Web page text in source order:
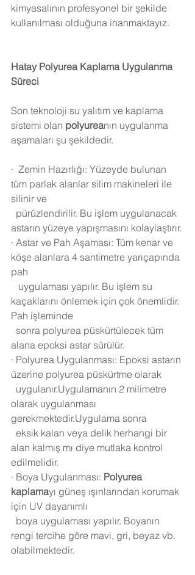
kimyasalının profesyonel bir şekilde
kullanılması olduğuna inanmaktayız.
Hatay Polyurea Kaplama Uygulanma
Süreci
Son teknoloji su yalıtım ve kaplama
sistemi olan polyureanın uygulanma
aşamaları şu şekildedir.
· Zemin Hazırlığı: Yüzeyde bulunan
tüm parlak alanlar silim makineleri ile
silinir ve
astarın yüzeye yapışmasını kolaylaştırır.
· Astar ve Pah Aşaması: Tüm kenar ve
köşe alanlara 4 santimetre yarıçapında
pah
kaçaklarını önlemek için çok önemlidir.
Pah işleminde
alana epoksi astar sürülür.
· Polyurea Uygulanması: Epoksi astarın
üzerine polyurea püskürtme olarak
olarak uygulanması
gerekmektedir.Uygulama sonra
alan kalmış mı diye mutlaka kontrol
edilmelidir.
· Boya Uygulanması: Polyurea
kaplamayı güneş ışınlarından korumak
için UV dayanımlı
rengi tercihe göre mavi, gri, beyaz vb.
olabilmektedir.